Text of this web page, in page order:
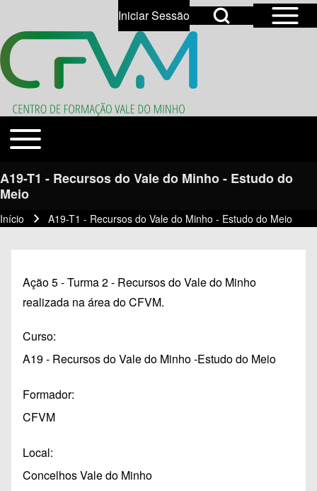
Close search
Search
Open Sidebar
Open Search Block
User account menu
Iniciar SessãoOpen login dialog
Temas
Toggle main menu
A19-T1 - Recursos do Vale do Minho - Estudo do
Meio
Navegação estrutural
Início A19-T1 - Recursos do Vale do Minho - Estudo do Meio
Ação 5 - Turma 2 - Recursos do Vale do Minho
realizada na área do CFVM.
Curso
A19 - Recursos do Vale do Minho -Estudo do Meio
Formador
CFVM
Local
Concelhos Vale do Minho